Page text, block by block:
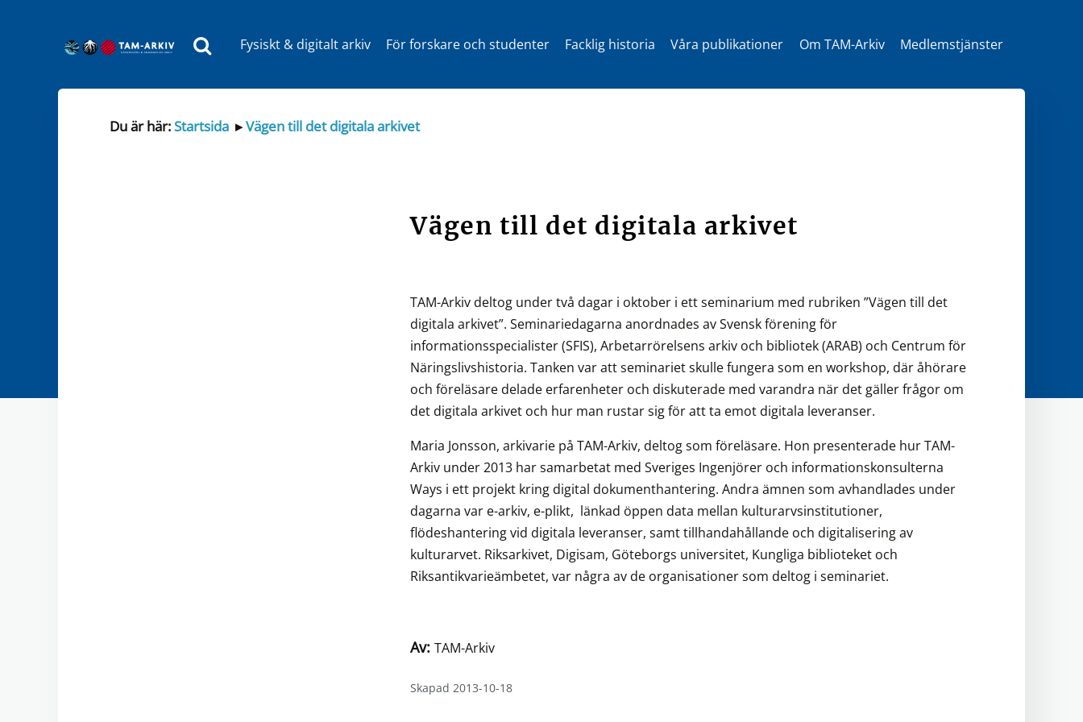
Huvudnavigering
Fysiskt & digitalt arkiv För forskare och studenter Facklig historia Våra publikationer Om TAM-Arkiv Medlemstjänster
Du är här:Startsida ▸Vägen till det digitala arkivet
Vägen till det digitala arkivet
TAM-Arkiv deltog under två dagar i oktober i ett seminarium med rubriken ”Vägen till det
digitala arkivet”. Seminariedagarna anordnades av Svensk förening för
informationsspecialister (SFIS), Arbetarrörelsens arkiv och bibliotek (ARAB) och Centrum för
Näringslivshistoria. Tanken var att seminariet skulle fungera som en workshop, där åhörare
och föreläsare delade erfarenheter och diskuterade med varandra när det gäller frågor om
det digitala arkivet och hur man rustar sig för att ta emot digitala leveranser.
Maria Jonsson, arkivarie på TAM-Arkiv, deltog som föreläsare. Hon presenterade hur TAM-
Arkiv under 2013 har samarbetat med Sveriges Ingenjörer och informationskonsulterna
Ways i ett projekt kring digital dokumenthantering. Andra ämnen som avhandlades under
dagarna var e-arkiv, e-plikt, länkad öppen data mellan kulturarvsinstitutioner,
flödeshantering vid digitala leveranser, samt tillhandahållande och digitalisering av
kulturarvet. Riksarkivet, Digisam, Göteborgs universitet, Kungliga biblioteket och
Riksantikvarieämbetet, var några av de organisationer som deltog i seminariet.
Av:TAM-Arkiv
Skapad 2013-10-18